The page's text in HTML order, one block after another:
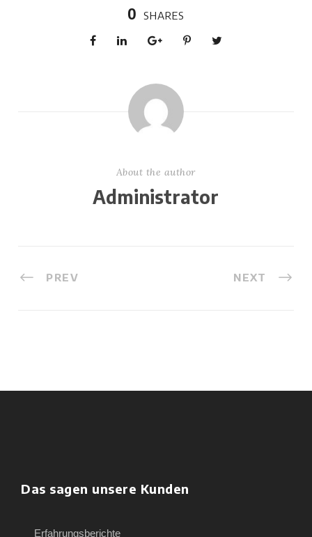
0 SHARES
About the author
Administrator
PREV NEXT
Das sagen unsere Kunden
Erfahrungsberichte